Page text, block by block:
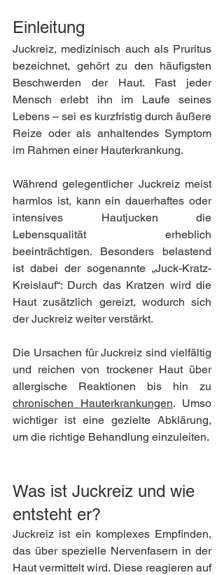
Einleitung
Juckreiz, medizinisch auch als Pruritus
bezeichnet, gehört zu den häufigsten
Beschwerden der Haut. Fast jeder
Mensch erlebt ihn im Laufe seines
Lebens – sei es kurzfristig durch äußere
Reize oder als anhaltendes Symptom
im Rahmen einer Hauterkrankung.
Während gelegentlicher Juckreiz meist
harmlos ist, kann ein dauerhaftes oder
intensives Hautjucken die
Lebensqualität erheblich
beeinträchtigen. Besonders belastend
ist dabei der sogenannte „Juck-Kratz-
Kreislauf“: Durch das Kratzen wird die
Haut zusätzlich gereizt, wodurch sich
der Juckreiz weiter verstärkt.
Die Ursachen für Juckreiz sind vielfältig
und reichen von trockener Haut über
chronischen Hauterkrankungen. Umso
wichtiger ist eine gezielte Abklärung,
um die richtige Behandlung einzuleiten.
Was ist Juckreiz und wie
entsteht er?
Juckreiz ist ein komplexes Empfinden,
das über spezielle Nervenfasern in der
Haut vermittelt wird. Diese reagieren auf